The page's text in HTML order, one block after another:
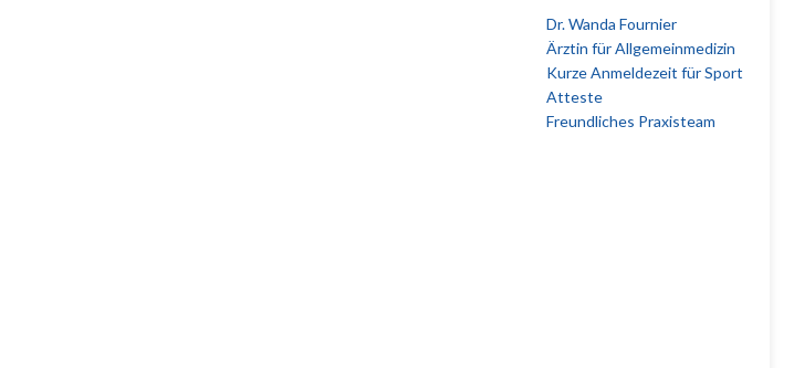
Dr. Wanda Fournier
Ärztin für Allgemeinmedizin
Kurze Anmeldezeit für Sport
Atteste
Freundliches Praxisteam